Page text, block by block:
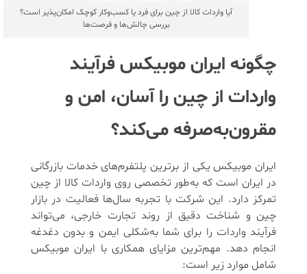
آیا واردات کالا از چین برای فرد یا کسب‌وکار کوچک امکان‌پذیر است؟
بررسی چالش‌ها و فرصت‌ها
چگونه ایران موبیکس فرآیند
واردات از چین را آسان، امن و
مقرون‌به‌صرفه می‌کند؟
ایران موبیکس یکی از برترین پلتفرم‌های خدمات بازرگانی
در ایران است که به‌طور تخصصی روی واردات کالا از چین
تمرکز دارد. این شرکت با تجربه سال‌ها فعالیت در بازار
چین و شناخت دقیق از روند تجارت خارجی، می‌تواند
فرآیند واردات را برای شما به‌شکلی ایمن و بدون دغدغه
انجام دهد. مهم‌ترین مزایای همکاری با ایران موبیکس
شامل موارد زیر است: